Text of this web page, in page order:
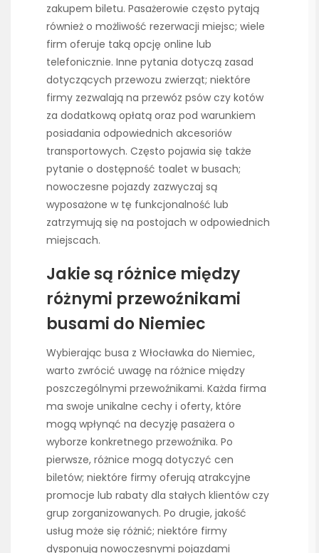
zakupem biletu. Pasażerowie często pytają
również o możliwość rezerwacji miejsc; wiele
firm oferuje taką opcję online lub
telefonicznie. Inne pytania dotyczą zasad
dotyczących przewozu zwierząt; niektóre
firmy zezwalają na przewóz psów czy kotów
za dodatkową opłatą oraz pod warunkiem
posiadania odpowiednich akcesoriów
transportowych. Często pojawia się także
pytanie o dostępność toalet w busach;
nowoczesne pojazdy zazwyczaj są
wyposażone w tę funkcjonalność lub
zatrzymują się na postojach w odpowiednich
miejscach.
Jakie są różnice między
różnymi przewoźnikami
busami do Niemiec
Wybierając busa z Włocławka do Niemiec,
warto zwrócić uwagę na różnice między
poszczególnymi przewoźnikami. Każda firma
ma swoje unikalne cechy i oferty, które
mogą wpłynąć na decyzję pasażera o
wyborze konkretnego przewoźnika. Po
pierwsze, różnice mogą dotyczyć cen
biletów; niektóre firmy oferują atrakcyjne
promocje lub rabaty dla stałych klientów czy
grup zorganizowanych. Po drugie, jakość
usług może się różnić; niektóre firmy
dysponują nowoczesnymi pojazdami